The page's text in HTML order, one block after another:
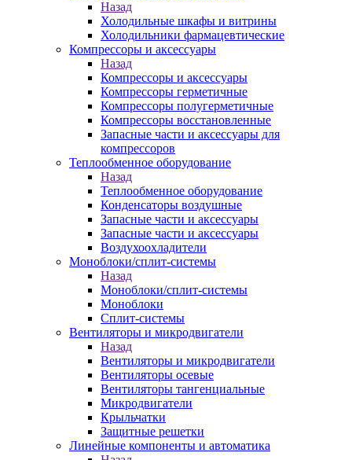
Назад
Холодильные шкафы и витрины
Холодильники фармацевтические
Компрессоры и аксессуары
Назад
Компрессоры и аксессуары
Компрессоры герметичные
Компрессоры полугерметичные
Компрессоры восстановленные
Запасные части и аксессуары для
компрессоров
Теплообменное оборудование
Назад
Теплообменное оборудование
Конденсаторы воздушные
Запасные части и аксессуары
Запасные части и аксессуары
Воздухоохладители
Моноблоки/сплит-системы
Назад
Моноблоки/сплит-системы
Моноблоки
Сплит-системы
Вентиляторы и микродвигатели
Назад
Вентиляторы и микродвигатели
Вентиляторы осевые
Вентиляторы тангенциальные
Микродвигатели
Крыльчатки
Защитные решетки
Линейные компоненты и автоматика